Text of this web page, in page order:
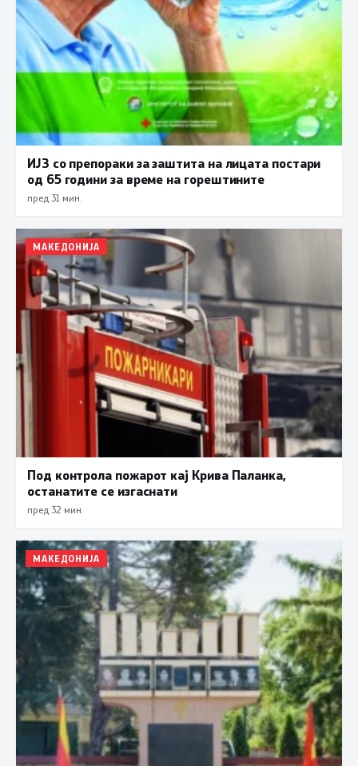
ИЈЗ со препораки за заштита на лицата постари
од 65 години за време на горештините
пред 31 мин.
МАКЕДОНИЈА
Под контрола пожарот кај Крива Паланка,
останатите се изгаснати
пред 32 мин.
МАКЕДОНИЈА